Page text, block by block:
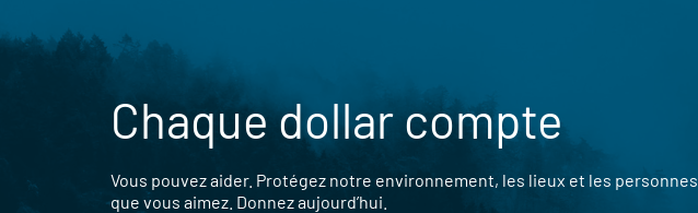
Chaque dollar compte
Vous pouvez aider. Protégez notre environnement, les lieux et les personnes
que vous aimez. Donnez aujourd’hui.